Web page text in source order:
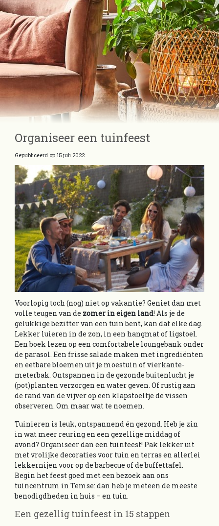
Organiseer een tuinfeest
Gepubliceerd op 15 juli 2022
Voorlopig toch (nog) niet op vakantie? Geniet dan met
volle teugen van de zomer in eigen land! Als je de
gelukkige bezitter van een tuin bent, kan dat elke dag.
Lekker luieren in de zon, in een hangmat of ligstoel.
Een boek lezen op een comfortabele loungebank onder
de parasol. Een frisse salade maken met ingrediënten
en eetbare bloemen uit je moestuin of vierkante-
meterbak. Ontspannen in de gezonde buitenlucht je
(pot)planten verzorgen en water geven. Of rustig aan
de rand van de vijver op een klapstoeltje de vissen
observeren. Om maar wat te noemen.
Tuinieren is leuk, ontspannend én gezond. Heb je zin
in wat meer reuring en een gezellige middag of
avond? Organiseer dan een tuinfeest! Pak lekker uit
met vrolijke decoraties voor tuin en terras en allerlei
lekkernijen voor op de barbecue of de buffettafel.
Begin het feest goed met een bezoek aan ons
tuincentrum in Temse: dan heb je meteen de meeste
benodigdheden in huis – en tuin.
Een gezellig tuinfeest in 15 stappen